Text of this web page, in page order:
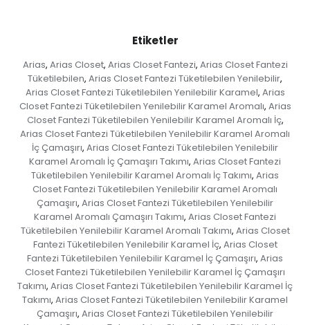
Etiketler
Arias, Arias Closet, Arias Closet Fantezi, Arias Closet Fantezi
Tüketilebilen, Arias Closet Fantezi Tüketilebilen Yenilebilir,
Arias Closet Fantezi Tüketilebilen Yenilebilir Karamel, Arias
Closet Fantezi Tüketilebilen Yenilebilir Karamel Aromalı, Arias
Closet Fantezi Tüketilebilen Yenilebilir Karamel Aromalı İç,
Arias Closet Fantezi Tüketilebilen Yenilebilir Karamel Aromalı
İç Çamaşırı, Arias Closet Fantezi Tüketilebilen Yenilebilir
Karamel Aromalı İç Çamaşırı Takımı, Arias Closet Fantezi
Tüketilebilen Yenilebilir Karamel Aromalı İç Takımı, Arias
Closet Fantezi Tüketilebilen Yenilebilir Karamel Aromalı
Çamaşırı, Arias Closet Fantezi Tüketilebilen Yenilebilir
Karamel Aromalı Çamaşırı Takımı, Arias Closet Fantezi
Tüketilebilen Yenilebilir Karamel Aromalı Takımı, Arias Closet
Fantezi Tüketilebilen Yenilebilir Karamel İç, Arias Closet
Fantezi Tüketilebilen Yenilebilir Karamel İç Çamaşırı, Arias
Closet Fantezi Tüketilebilen Yenilebilir Karamel İç Çamaşırı
Takımı, Arias Closet Fantezi Tüketilebilen Yenilebilir Karamel İç
Takımı, Arias Closet Fantezi Tüketilebilen Yenilebilir Karamel
Çamaşırı, Arias Closet Fantezi Tüketilebilen Yenilebilir